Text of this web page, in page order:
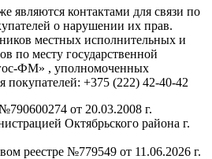
являются контактами для связи по
о нарушении их прав.
местных исполнительных и
по месту государственной
ФМ» , уполномоченных
покупателей: +375 (222) 42-40-42
от 20.03.2008 г.
Октябрьского района г.
реестре №779549 от 11.06.2026 г.